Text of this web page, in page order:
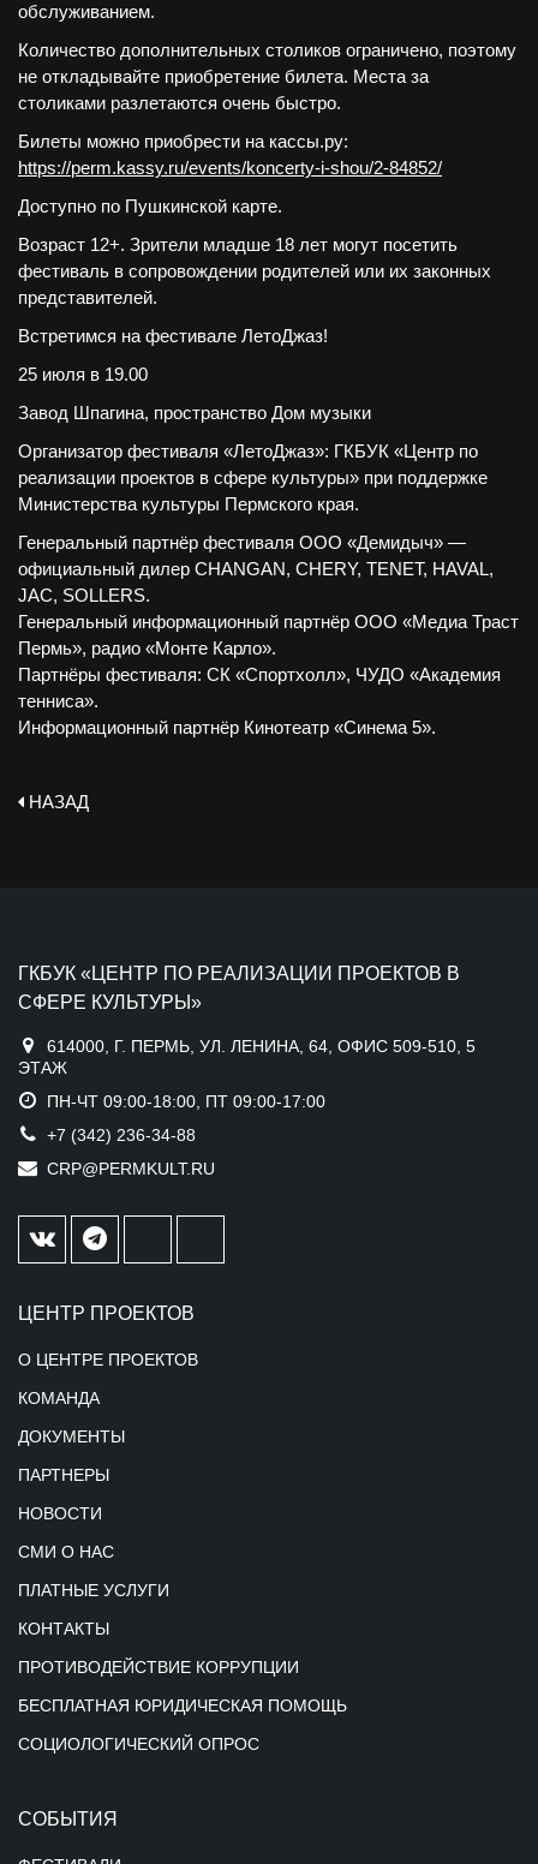
обслуживанием.
Количество дополнительных столиков ограничено, поэтому
не откладывайте приобретение билета. Места за
столиками разлетаются очень быстро.
Билеты можно приобрести на кассы.ру:
https://perm.kassy.ru/events/koncerty-i-shou/2-84852/
Доступно по Пушкинской карте.
Возраст 12+. Зрители младше 18 лет могут посетить
фестиваль в сопровождении родителей или их законных
представителей.
Встретимся на фестивале ЛетоДжаз!
25 июля в 19.00
Завод Шпагина, пространство Дом музыки
Организатор фестиваля «ЛетоДжаз»: ГКБУК «Центр по
реализации проектов в сфере культуры» при поддержке
Министерства культуры Пермского края.
Генеральный партнёр фестиваля ООО «Демидыч» —
официальный дилер CHANGAN, CHERY, TENET, HAVAL,
JAC, SOLLERS.
Генеральный информационный партнёр ООО «Медиа Траст
Пермь», радио «Монте Карло».
Партнёры фестиваля: СК «Спортхолл», ЧУДО «Академия
тенниса».
Информационный партнёр Кинотеатр «Синема 5».
НАЗАД
ГКБУК «ЦЕНТР ПО РЕАЛИЗАЦИИ ПРОЕКТОВ В
СФЕРЕ КУЛЬТУРЫ»
614000, Г. ПЕРМЬ, УЛ. ЛЕНИНА, 64, ОФИС 509-510, 5
ЭТАЖ
ПН-ЧТ 09:00-18:00, ПТ 09:00-17:00
+7 (342) 236-34-88
CRP@PERMKULT.RU
ЦЕНТР ПРОЕКТОВ
О ЦЕНТРЕ ПРОЕКТОВ
КОМАНДА
ДОКУМЕНТЫ
ПАРТНЕРЫ
НОВОСТИ
СМИ О НАС
ПЛАТНЫЕ УСЛУГИ
КОНТАКТЫ
ПРОТИВОДЕЙСТВИЕ КОРРУПЦИИ
БЕСПЛАТНАЯ ЮРИДИЧЕСКАЯ ПОМОЩЬ
СОЦИОЛОГИЧЕСКИЙ ОПРОС
СОБЫТИЯ